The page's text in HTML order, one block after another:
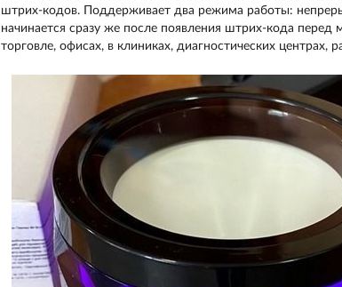
штрих-кодов. Поддерживает два режима работы:
начинается сразу же после появления штрих-кода
торговле, офисах, в клиниках, диагностических центрах,